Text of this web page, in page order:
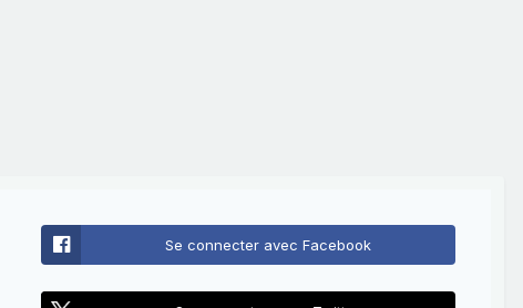
Se connecter avec Facebook